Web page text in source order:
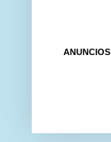
ANUNCIOS